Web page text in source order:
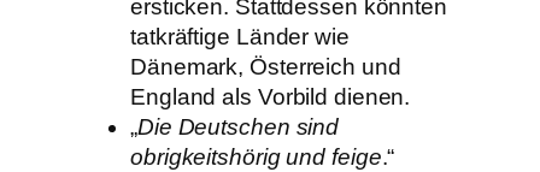
ersticken. Stattdessen könnten
tatkräftige Länder wie
Dänemark, Österreich und
England als Vorbild dienen.
„Die Deutschen sind
obrigkeitshörig und feige.“